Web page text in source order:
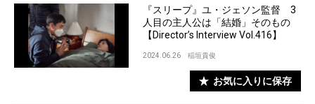
『スリープ』ユ・ジェソン監督 3
人目の主人公は「結婚」そのもの
【Director’s Interview Vol.416】
2024.06.26 稲垣貴俊
お気に入りに保存